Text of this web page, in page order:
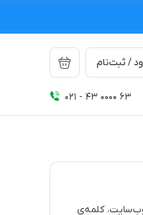
/ ثبت‌نام
021 - 43 0000 63
کلمه‌ی